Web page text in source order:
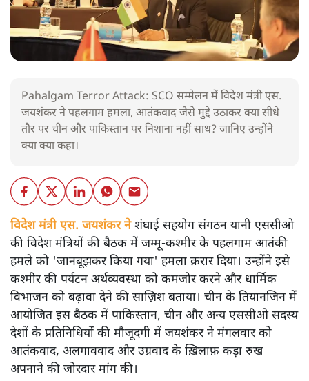
Pahalgam Terror Attack: SCO सम्मेलन में विदेश मंत्री एस.
जयशंकर ने पहलगाम हमला, आतंकवाद जैसे मुद्दे उठाकर क्या सीधे
तौर पर चीन और पाकिस्तान पर निशाना नहीं साध? जानिए उन्होंने
क्या क्या कहा।
विदेश मंत्री एस. जयशंकर नेशंघाई सहयोग संगठन यानी एससीओ
की विदेश मंत्रियों की बैठक में जम्मू-कश्मीर के पहलगाम आतंकी
हमले को 'जानबूझकर किया गया' हमला क़रार दिया। उन्होंने इसे
कश्मीर की पर्यटन अर्थव्यवस्था को कमजोर करने और धार्मिक
विभाजन को बढ़ावा देने की साज़िश बताया। चीन के तियानजिन में
आयोजित इस बैठक में पाकिस्तान, चीन और अन्य एससीओ सदस्य
देशों के प्रतिनिधियों की मौजूदगी में जयशंकर ने मंगलवार को
आतंकवाद, अलगाववाद और उग्रवाद के ख़िलाफ़ कड़ा रुख
अपनाने की जोरदार मांग की।